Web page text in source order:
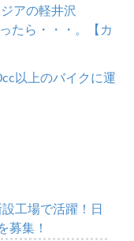
アの軽井沢
たら・・・。【カ
以上のバイクに運
工場で活躍！日
募集！